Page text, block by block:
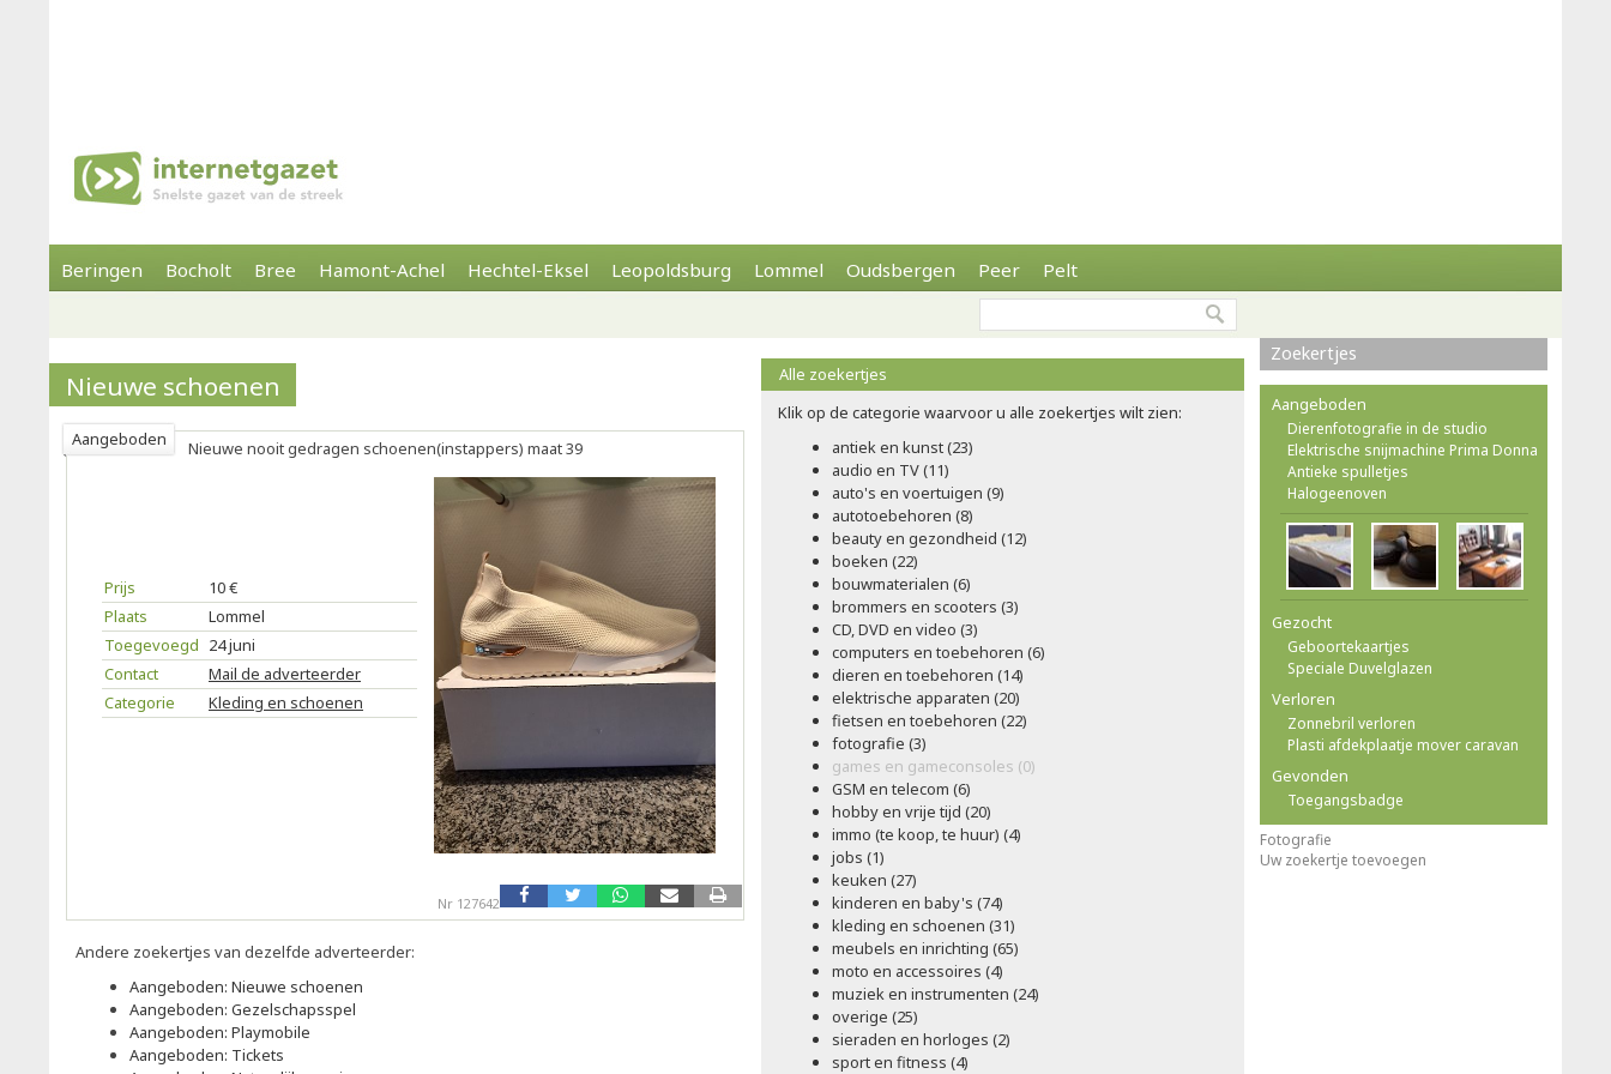
Beringen Bocholt Bree Hamont-Achel Hechtel-Eksel Leopoldsburg Lommel Oudsbergen Peer Pelt
Nieuwe schoenen
Aangeboden Nieuwe nooit gedragen schoenen(instappers) maat 39
Prijs
10 €
Plaats
Lommel
Toegevoegd 24 juni
Contact
Mail de adverteerder
Categorie
Kleding en schoenen
Nr 127642
Andere zoekertjes van dezelfde adverteerder:
Aangeboden: Nieuwe schoenen
Aangeboden: Gezelschapsspel
Aangeboden: Playmobile
Aangeboden: Tickets
Alle zoekertjes
Klik op de categorie waarvoor u alle zoekertjes wilt zien:
antiek en kunst (23)
audio en TV (11)
auto's en voertuigen (9)
autotoebehoren (8)
beauty en gezondheid (12)
boeken (22)
bouwmaterialen (6)
brommers en scooters (3)
CD, DVD en video (3)
computers en toebehoren (6)
dieren en toebehoren (14)
elektrische apparaten (20)
fietsen en toebehoren (22)
fotografie (3)
games en gameconsoles (0)
GSM en telecom (6)
hobby en vrije tijd (20)
immo (te koop, te huur) (4)
jobs (1)
keuken (27)
kinderen en baby's (74)
kleding en schoenen (31)
meubels en inrichting (65)
moto en accessoires (4)
muziek en instrumenten (24)
overige (25)
sieraden en horloges (2)
sport en fitness (4)
Zoekertjes
Aangeboden
Dierenfotografie in de studio
Elektrische snijmachine Prima Donna
Antieke spulletjes
Halogeenoven
Gezocht
Geboortekaartjes
Speciale Duvelglazen
Verloren
Zonnebril verloren
Plasti afdekplaatje mover caravan
Gevonden
Toegangsbadge
Fotografie
Uw zoekertje toevoegen